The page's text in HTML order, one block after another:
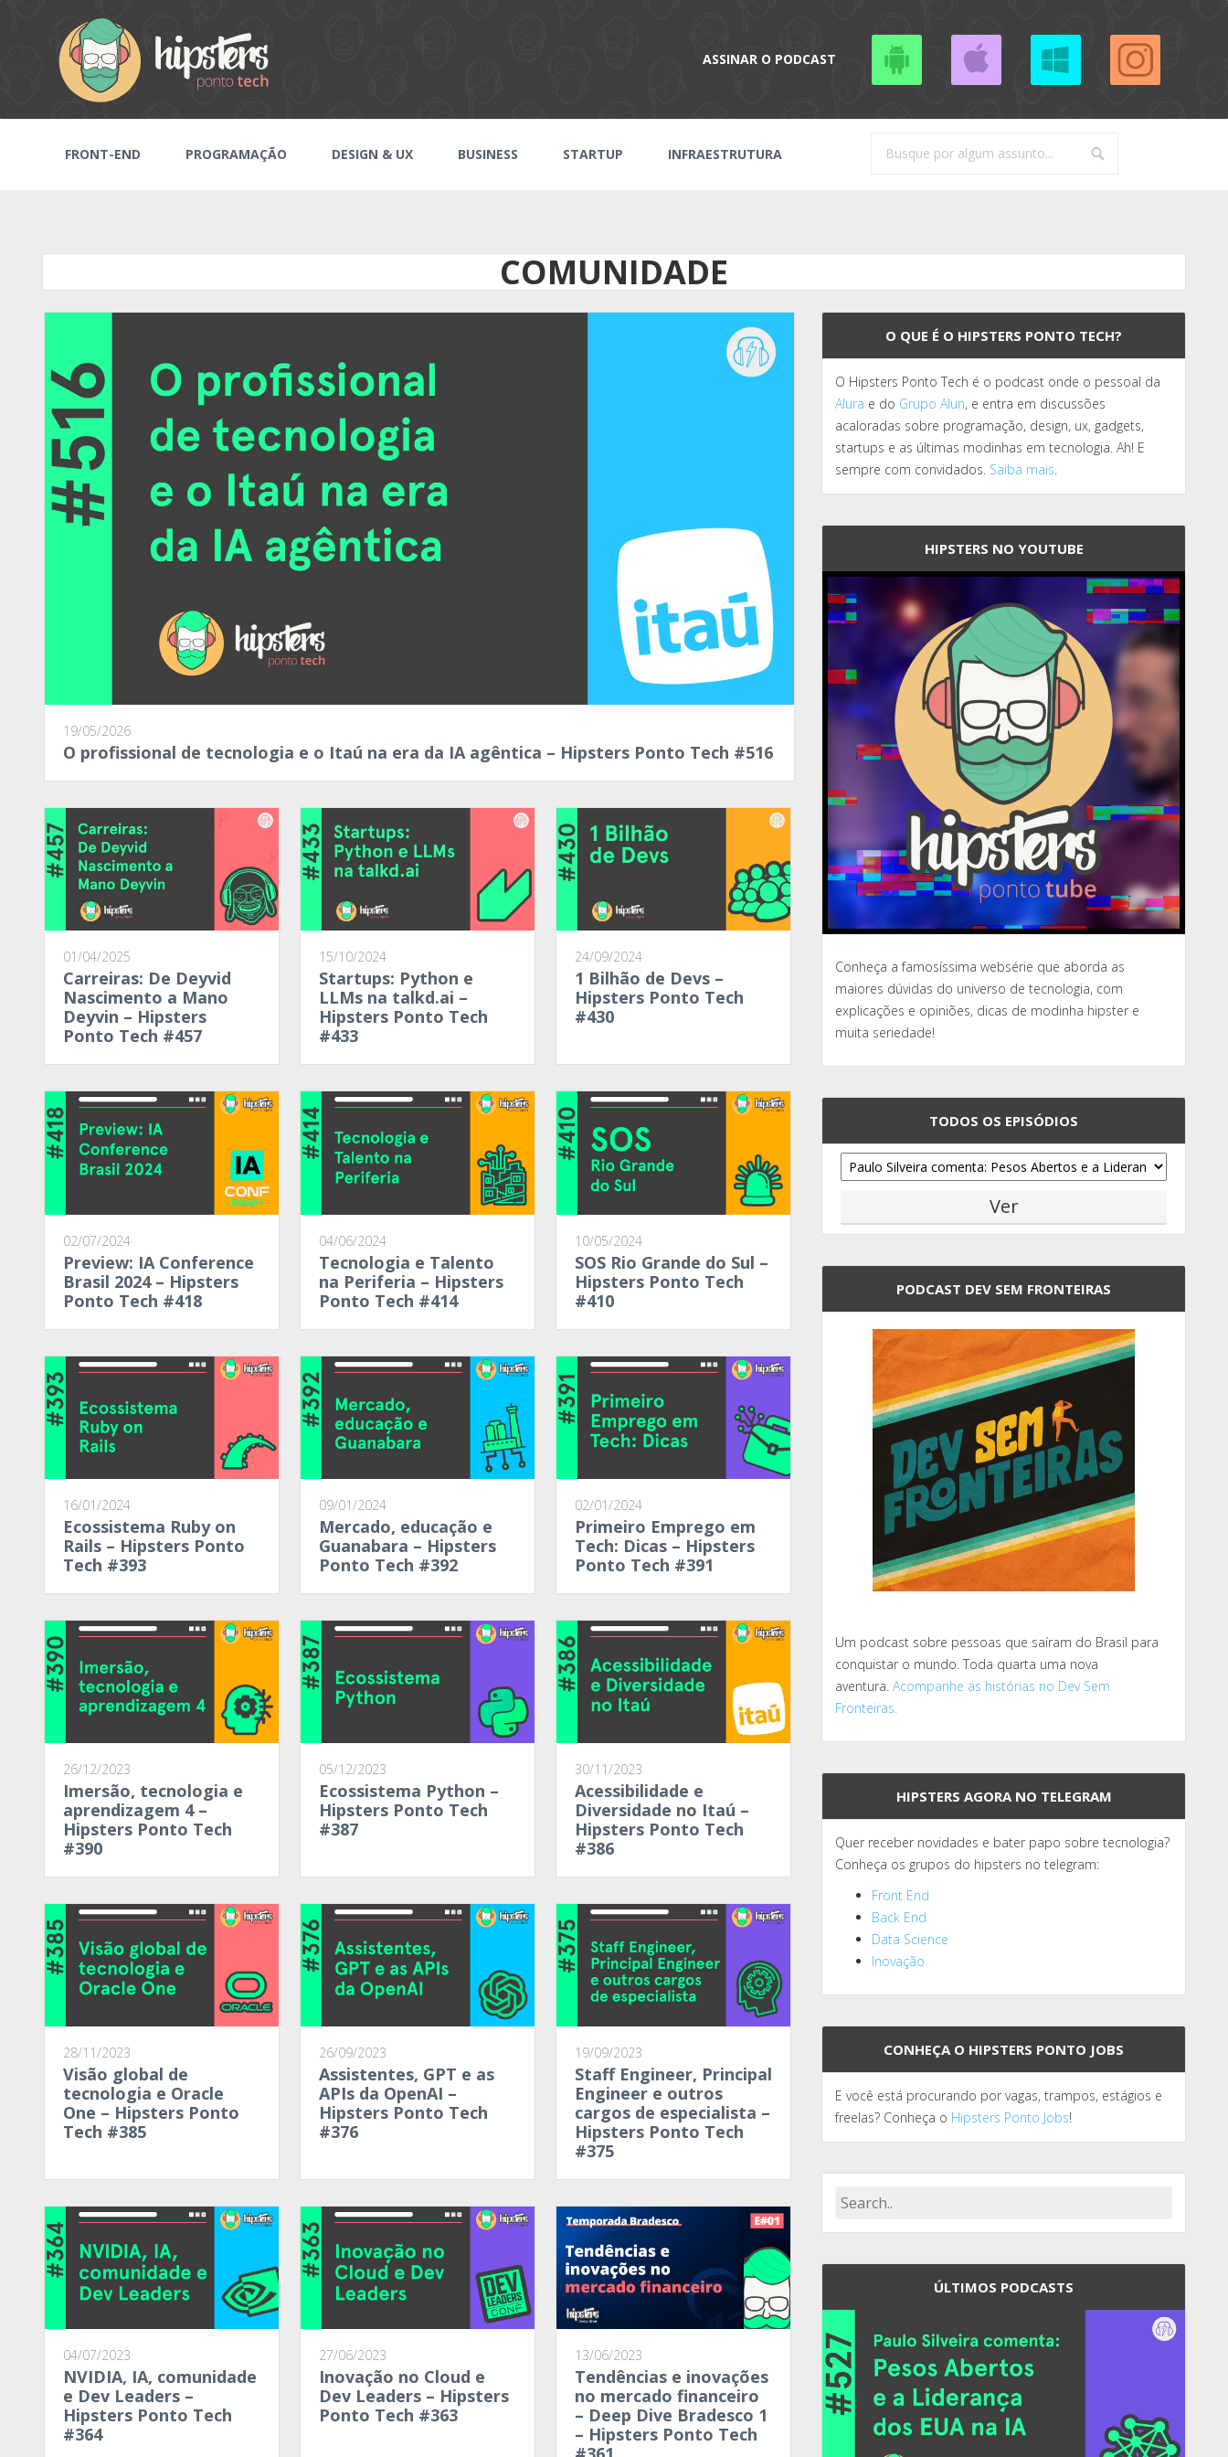
ASSINAR O PODCAST
FRONT-END PROGRAMAÇÃO DESIGN & UX BUSINESS STARTUP INFRAESTRUTURA
COMUNIDADE
19/05/2026
O profissional de tecnologia e o Itaú na era da IA agêntica – Hipsters Ponto Tech #516
01/04/2025
Carreiras: De Deyvid
Nascimento a Mano
Deyvin – Hipsters
Ponto Tech #457
15/10/2024
Startups: Python e
LLMs na talkd.ai –
Hipsters Ponto Tech
#433
24/09/2024
1 Bilhão de Devs –
Hipsters Ponto Tech
#430
02/07/2024
Preview: IA Conference
Brasil 2024 – Hipsters
Ponto Tech #418
04/06/2024
Tecnologia e Talento
na Periferia – Hipsters
Ponto Tech #414
10/05/2024
SOS Rio Grande do Sul –
Hipsters Ponto Tech
#410
16/01/2024
Ecossistema Ruby on
Rails – Hipsters Ponto
Tech #393
09/01/2024
Mercado, educação e
Guanabara – Hipsters
Ponto Tech #392
02/01/2024
Primeiro Emprego em
Tech: Dicas – Hipsters
Ponto Tech #391
26/12/2023
Imersão, tecnologia e
aprendizagem 4 –
Hipsters Ponto Tech
#390
05/12/2023
Ecossistema Python –
Hipsters Ponto Tech
#387
30/11/2023
Acessibilidade e
Diversidade no Itaú –
Hipsters Ponto Tech
#386
28/11/2023
Visão global de
tecnologia e Oracle
One – Hipsters Ponto
Tech #385
26/09/2023
Assistentes, GPT e as
APIs da OpenAI –
Hipsters Ponto Tech
#376
19/09/2023
Staff Engineer, Principal
Engineer e outros
cargos de especialista –
Hipsters Ponto Tech
#375
04/07/2023
NVIDIA, IA, comunidade
e Dev Leaders –
Hipsters Ponto Tech
#364
27/06/2023
Inovação no Cloud e
Dev Leaders – Hipsters
Ponto Tech #363
13/06/2023
Tendências e inovações
no mercado financeiro
– Deep Dive Bradesco 1
– Hipsters Ponto Tech
O QUE É O HIPSTERS PONTO TECH?
O Hipsters Ponto Tech é o podcast onde o pessoal da
Alura e do Grupo Alun, e entra em discussões
acaloradas sobre programação, design, ux, gadgets,
startups e as últimas modinhas em tecnologia. Ah! E
sempre com convidados. Saiba mais.
HIPSTERS NO YOUTUBE
Conheça a famosíssima websérie que aborda as
maiores dúvidas do universo de tecnologia, com
explicações e opiniões, dicas de modinha hipster e
muita seriedade!
TODOS OS EPISÓDIOS
PODCAST DEV SEM FRONTEIRAS
Um podcast sobre pessoas que saíram do Brasil para
conquistar o mundo. Toda quarta uma nova
aventura.Acompanhe as histórias no Dev Sem
Fronteiras.
HIPSTERS AGORA NO TELEGRAM
Quer receber novidades e bater papo sobre tecnologia?
Conheça os grupos do hipsters no telegram:
Front End
Back End
Data Science
Inovação
CONHEÇA O HIPSTERS PONTO JOBS
E você está procurando por vagas, trampos, estágios e
freelas? Conheça o Hipsters Ponto Jobs!
ÚLTIMOS PODCASTS